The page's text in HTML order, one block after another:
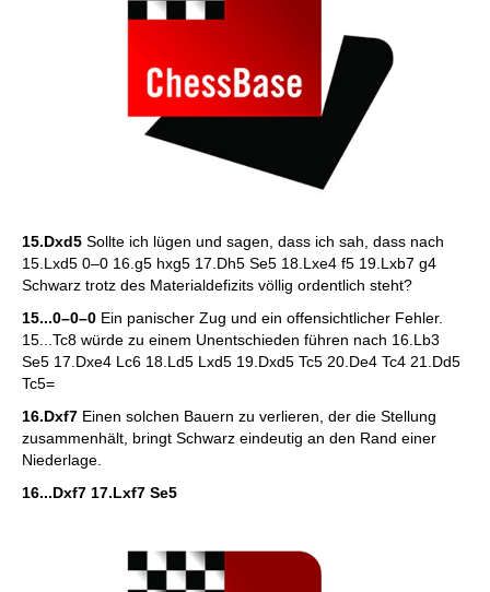
15.Dxd5 Sollte ich lügen und sagen, dass ich sah, dass nach
15.Lxd5 0–0 16.g5 hxg5 17.Dh5 Se5 18.Lxe4 f5 19.Lxb7 g4
Schwarz trotz des Materialdefizits völlig ordentlich steht?
15...0–0–0 Ein panischer Zug und ein offensichtlicher Fehler.
15...Tc8 würde zu einem Unentschieden führen nach 16.Lb3
Se5 17.Dxe4 Lc6 18.Ld5 Lxd5 19.Dxd5 Tc5 20.De4 Tc4 21.Dd5
Tc5=
16.Dxf7 Einen solchen Bauern zu verlieren, der die Stellung
zusammenhält, bringt Schwarz eindeutig an den Rand einer
Niederlage.
16...Dxf7 17.Lxf7 Se5